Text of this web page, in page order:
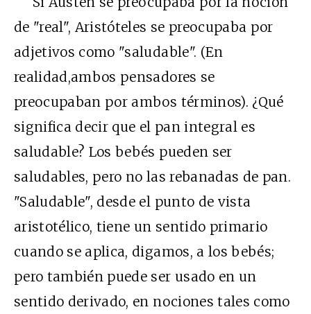
de "real", Aristóteles se preocupaba por
adjetivos como "saludable". (En
realidad,ambos pensadores se
preocupaban por ambos términos). ¿Qué
significa decir que el pan integral es
saludable? Los bebés pueden ser
saludables, pero no las rebanadas de pan.
"Saludable", desde el punto de vista
aristotélico, tiene un sentido primario
cuando se aplica, digamos, a los bebés;
pero también puede ser usado en un
sentido derivado, en nociones tales como